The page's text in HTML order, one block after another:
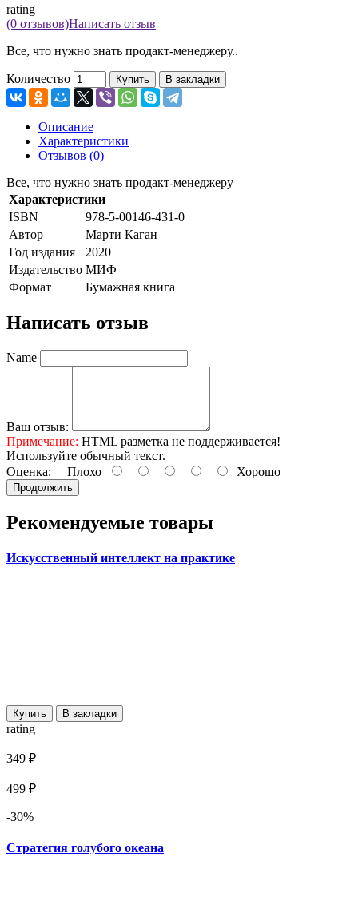
rating
(0 отзывов)Написать отзыв
Все, что нужно знать продакт-менеджеру..
Количество Купить В закладки
Описание
Характеристики
Отзывов (0)
Все, что нужно знать продакт-менеджеру
Характеристики
ISBN
978-5-00146-431-0
Автор
Марти Каган
Год издания
2020
Издательство МИФ
Формат
Бумажная книга
Написать отзыв
Name
Ваш отзыв:
Примечание: HTML разметка не поддерживается!
Используйте обычный текст.
Оценка: Плохо Хорошо
Продолжить
Рекомендуемые товары
Искусственный интеллект на практике
Купить В закладки
rating
349 ₽
499 ₽
-30%
Стратегия голубого океана